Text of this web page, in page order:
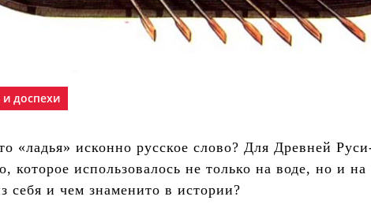
доспехи
«ладья» исконно русское слово? Для Древней
которое использовалось не только на воде, но и
себя и чем знаменито в истории?